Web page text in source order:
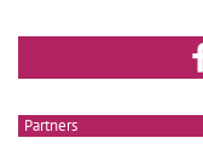
Partners